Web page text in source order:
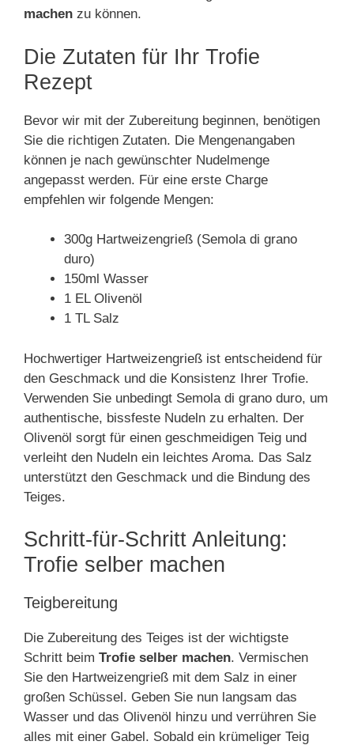
machen zu können.
Die Zutaten für Ihr Trofie
Rezept
Bevor wir mit der Zubereitung beginnen, benötigen
Sie die richtigen Zutaten. Die Mengenangaben
können je nach gewünschter Nudelmenge
angepasst werden. Für eine erste Charge
empfehlen wir folgende Mengen:
300g Hartweizengrieß (Semola di grano
duro)
150ml Wasser
1 EL Olivenöl
1 TL Salz
Hochwertiger Hartweizengrieß ist entscheidend für
den Geschmack und die Konsistenz Ihrer Trofie.
Verwenden Sie unbedingt Semola di grano duro, um
authentische, bissfeste Nudeln zu erhalten. Der
Olivenöl sorgt für einen geschmeidigen Teig und
verleiht den Nudeln ein leichtes Aroma. Das Salz
unterstützt den Geschmack und die Bindung des
Teiges.
Schritt-für-Schritt Anleitung:
Trofie selber machen
Teigbereitung
Die Zubereitung des Teiges ist der wichtigste
Schritt beim Trofie selber machen. Vermischen
Sie den Hartweizengrieß mit dem Salz in einer
großen Schüssel. Geben Sie nun langsam das
Wasser und das Olivenöl hinzu und verrühren Sie
alles mit einer Gabel. Sobald ein krümeliger Teig